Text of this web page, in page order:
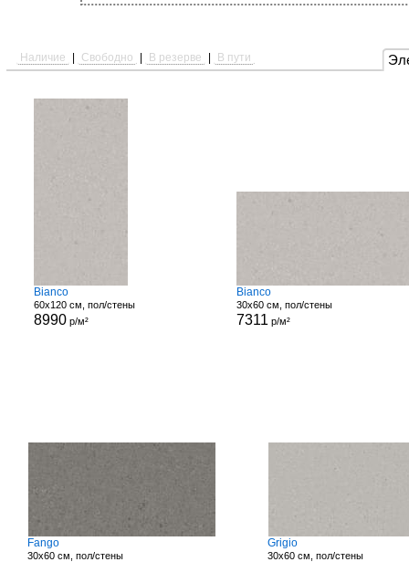
Наличие Свободно В резерве В пути
Bianco
60x120 см, пол/стены
8990 р/м²
Bianco
30x60 см, пол/стены
7311 р/м²
Fango
30x60 см, пол/стены
Grigio
30x60 см, пол/стены